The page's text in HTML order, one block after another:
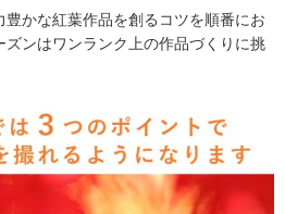
かな紅葉作品を創るコツを順番にお
ンはワンランク上の作品づくりに挑